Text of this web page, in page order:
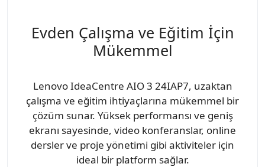
Evden Çalışma ve Eğitim İçin
Mükemmel
Lenovo IdeaCentre AIO 3 24IAP7, uzaktan
çalışma ve eğitim ihtiyaçlarına mükemmel bir
çözüm sunar. Yüksek performansı ve geniş
ekranı sayesinde, video konferanslar, online
dersler ve proje yönetimi gibi aktiviteler için
ideal bir platform sağlar.